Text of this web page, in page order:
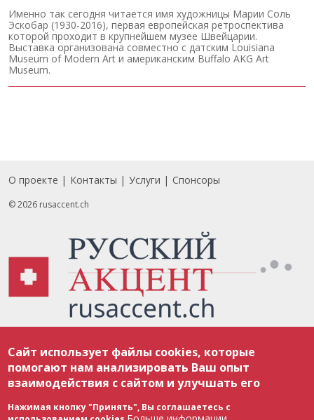
Именно так сегодня читается имя художницы Марии Соль
Эскобар (1930-2016), первая европейская ретроспектива
которой проходит в крупнейшем музее Швейцарии.
Выставка организована совместно с датским Louisiana
Museum of Modern Art и американским Buffalo AKG Art
Museum.
Footer
О проекте Контакты Услуги Спонсоры
© 2026 rusaccent.ch
соответствии с законодательством Швейцарии об авторском праве и
международными соглашениями. Полное или частичное использование
материалов возможно только с разрешения редакции. В случае полного
или частичного воспроизведения материалов сайта rusaccent.ch,
ОБЯЗАТЕЛЬНА АКТИВНАЯ ГИПЕРССЫЛКА на конкретный заимствованный
текст. Фотоизображения, размещенные редакцией rusaccent.ch, являются
ее исключительной собственностью. Полное или частичное
Сайт использует файлы cookies, которые
помогают нам анализировать Ваш опыт
взаимодействия с сайтом и улучшать его
Нажимая кнопку "Принять", Вы соглашаетесь с